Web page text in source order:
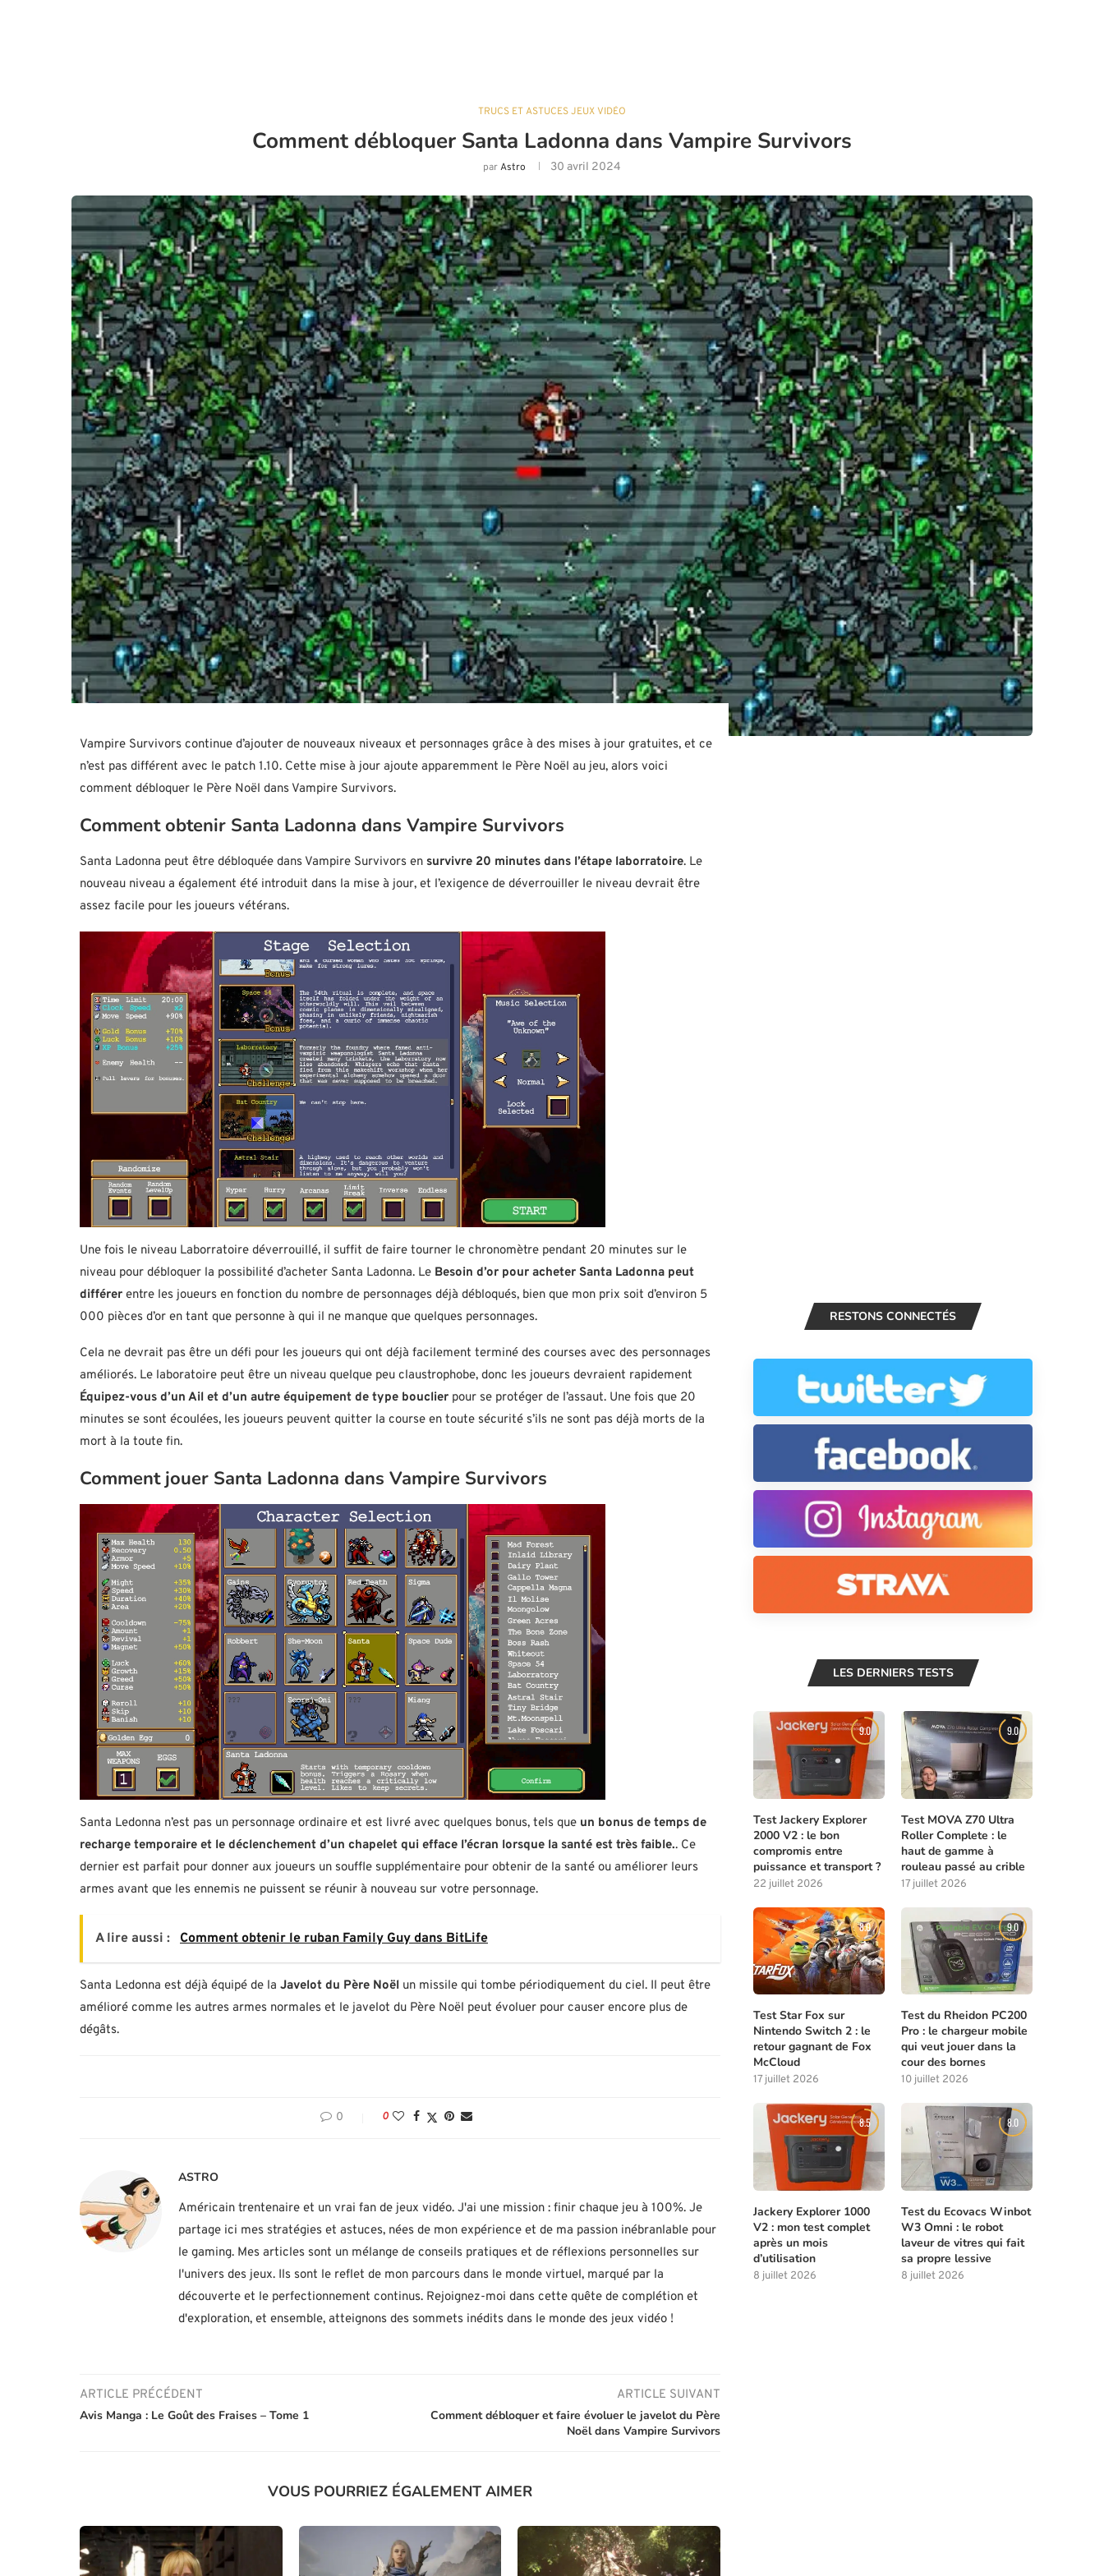
TRUCS ET ASTUCES JEUX VIDÉO
Comment débloquer Santa Ladonna dans Vampire Survivors
parAstro 30 avril 2024
Vampire Survivors continue d’ajouter de nouveaux niveaux et personnages grâce à des mises à jour gratuites, et ce
n’est pas différent avec le patch 1.10. Cette mise à jour ajoute apparemment le Père Noël au jeu, alors voici
comment débloquer le Père Noël dans Vampire Survivors.
Comment obtenir Santa Ladonna dans Vampire Survivors
Santa Ladonna peut être débloquée dans Vampire Survivors en survivre 20 minutes dans l’étape laborratoire. Le
nouveau niveau a également été introduit dans la mise à jour, et l’exigence de déverrouiller le niveau devrait être
assez facile pour les joueurs vétérans.
Une fois le niveau Laborratoire déverrouillé, il suffit de faire tourner le chronomètre pendant 20 minutes sur le
niveau pour débloquer la possibilité d’acheter Santa Ladonna. Le Besoin d’or pour acheter Santa Ladonna peut
différer entre les joueurs en fonction du nombre de personnages déjà débloqués, bien que mon prix soit d’environ 5
000 pièces d’or en tant que personne à qui il ne manque que quelques personnages.
Cela ne devrait pas être un défi pour les joueurs qui ont déjà facilement terminé des courses avec des personnages
améliorés. Le laboratoire peut être un niveau quelque peu claustrophobe, donc les joueurs devraient rapidement
Équipez-vous d’un Ail et d’un autre équipement de type bouclier pour se protéger de l’assaut. Une fois que 20
minutes se sont écoulées, les joueurs peuvent quitter la course en toute sécurité s’ils ne sont pas déjà morts de la
mort à la toute fin.
Comment jouer Santa Ladonna dans Vampire Survivors
Santa Ledonna n’est pas un personnage ordinaire et est livré avec quelques bonus, tels que un bonus de temps de
recharge temporaire et le déclenchement d’un chapelet qui efface l’écran lorsque la santé est très faible.. Ce
dernier est parfait pour donner aux joueurs un souffle supplémentaire pour obtenir de la santé ou améliorer leurs
armes avant que les ennemis ne puissent se réunir à nouveau sur votre personnage.
A lire aussi : Comment obtenir le ruban Family Guy dans BitLife
Santa Ledonna est déjà équipé de la Javelot du Père Noël un missile qui tombe périodiquement du ciel. Il peut être
amélioré comme les autres armes normales et le javelot du Père Noël peut évoluer pour causer encore plus de
dégâts.
0 0
ASTRO
Américain trentenaire et un vrai fan de jeux vidéo. J'ai une mission : finir chaque jeu à 100%. Je
partage ici mes stratégies et astuces, nées de mon expérience et de ma passion inébranlable pour
le gaming. Mes articles sont un mélange de conseils pratiques et de réflexions personnelles sur
l'univers des jeux. Ils sont le reflet de mon parcours dans le monde virtuel, marqué par la
découverte et le perfectionnement continus. Rejoignez-moi dans cette quête de complétion et
d'exploration, et ensemble, atteignons des sommets inédits dans le monde des jeux vidéo !
ARTICLE PRÉCÉDENT
Avis Manga : Le Goût des Fraises – Tome 1
ARTICLE SUIVANT
Comment débloquer et faire évoluer le javelot du Père
Noël dans Vampire Survivors
VOUS POURRIEZ ÉGALEMENT AIMER
RESTONS CONNECTÉS
LES DERNIERS TESTS
9.0
Test Jackery Explorer
2000 V2 : le bon
compromis entre
puissance et transport ?
22 juillet 2026
9.0
Test MOVA Z70 Ultra
Roller Complete : le
haut de gamme à
rouleau passé au crible
17 juillet 2026
8.0
Test Star Fox sur
Nintendo Switch 2 : le
retour gagnant de Fox
McCloud
17 juillet 2026
9.0
Test du Rheidon PC200
Pro : le chargeur mobile
qui veut jouer dans la
cour des bornes
10 juillet 2026
8.5
Jackery Explorer 1000
V2 : mon test complet
après un mois
d’utilisation
8 juillet 2026
8.0
Test du Ecovacs Winbot
W3 Omni : le robot
laveur de vitres qui fait
sa propre lessive
8 juillet 2026